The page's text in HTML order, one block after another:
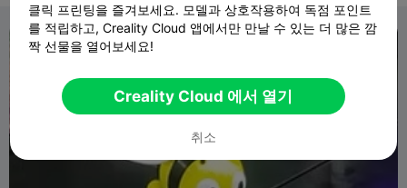
클릭 프린팅을 즐겨보세요. 모델과 상호작용하여 독점 포인트
를 적립하고, Creality Cloud 앱에서만 만날 수 있는 더 많은 깜
짝 선물을 열어보세요!
Creality Cloud 에서 열기
취소